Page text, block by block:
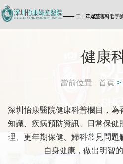
健康
當前位置 首頁>
深圳怡康醫院健康科普欄目，
知識、疾病預防資訊、日常保
理、更年期保健、婦科常見問
自身健康，做出明智